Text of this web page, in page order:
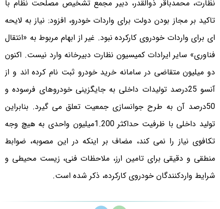
نظارت، محمدباقر ذوالقدر، دبیر مجمع تشخیص مصلحت نظام با
تاکید بر مجاز بودن دولت برای واردات خودرو، افزود: نیاز به لایحه
ای برای واردات خودروی کارکرده نبود. غیر از ابهام مربوط به «انتقال
فناوری» سایر ایرادات کمیسیون نظارت دبیرخانه وارد نیست. اکنون
دو میلیون متقاضی در سامانه خرید خودرو ثبت نام کرده اند و از
آنسو 25درصد تولیدات داخلی به جایگزینی خودروهای فرسوده و
50درصد آن به طرح جوانسازی جمعیت تعلق می گیرد. بنابراین
تولید داخلی با ظرفیت حداکثر 1.200میلیون واحدی به هیچ وجه
تکافوی نیاز را نمی کند، مضاف بر اینکه در این مصوبه، ضوابط
منطقی و دقیقی برای تامین ارز، ملاحظات فنی، زیست محیطی و
شرایط واردکنندگان خودروی کارکرده، ذکر شده است.